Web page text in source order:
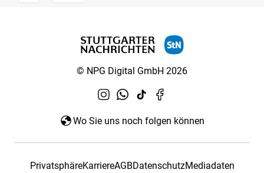
© NPG Digital GmbH 2026
Wo Sie uns noch folgen können
PrivatsphäreKarriereAGBDatenschutzMediadaten